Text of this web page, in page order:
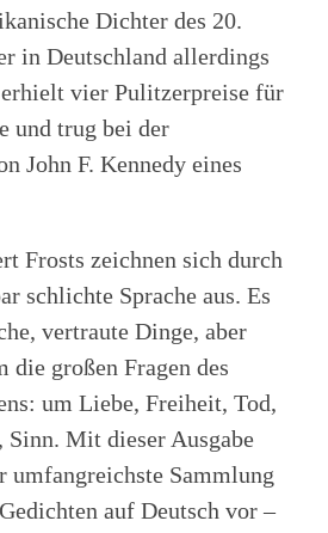
Dichter des 20.
in Deutschland allerdings
vier Pulitzerpreise für
und trug bei der
John F. Kennedy eines
Frosts zeichnen sich durch
schlichte Sprache aus. Es
vertraute Dinge, aber
die großen Fragen des
um Liebe, Freiheit, Tod,
Sinn. Mit dieser Ausgabe
umfangreichste Sammlung
auf Deutsch vor –